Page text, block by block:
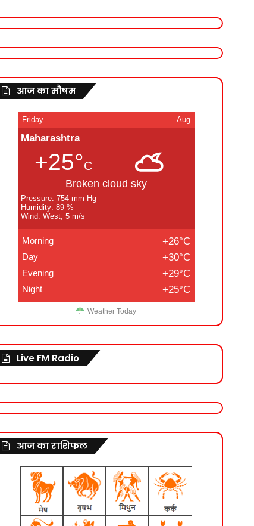
आज का मौषम
Friday Aug
Maharashtra
+25°C
Broken cloud sky
Pressure: 754 mm Hg
Humidity: 89 %
Wind: West, 5 m/s
Morning +26°C
Day +30°C
Evening +29°C
Night +25°C
Weather Today
Live FM Radio
आज का राशिफल